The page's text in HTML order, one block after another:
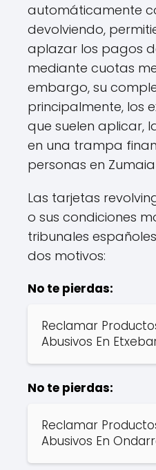
automáticamente
devolviendo,
aplazar los pagos
mediante cuotas
embargo, su
principalmente, los
que suelen aplicar,
en una trampa
personas en
Las tarjetas
o sus condiciones
tribunales
dos motivos:
No te pierdas:
Reclamar
Abusivos En
No te pierdas:
Reclamar
Abusivos En